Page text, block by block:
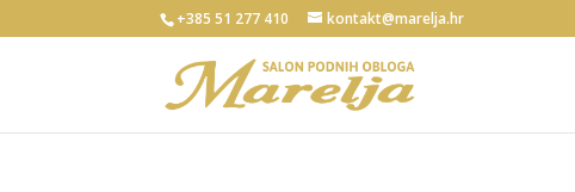
+385 51 277 410 kontakt@marelja.hr